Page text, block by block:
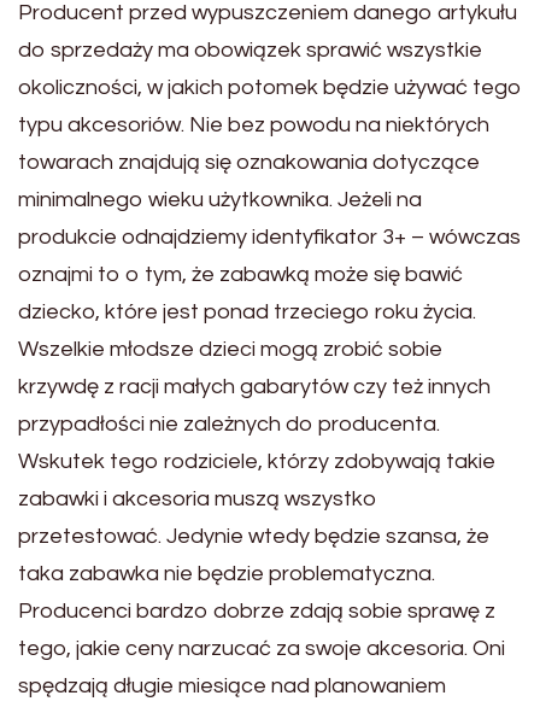
Producent przed wypuszczeniem danego artykułu
do sprzedaży ma obowiązek sprawić wszystkie
okoliczności, w jakich potomek będzie używać tego
typu akcesoriów. Nie bez powodu na niektórych
towarach znajdują się oznakowania dotyczące
minimalnego wieku użytkownika. Jeżeli na
produkcie odnajdziemy identyfikator 3+ – wówczas
oznajmi to o tym, że zabawką może się bawić
dziecko, które jest ponad trzeciego roku życia.
Wszelkie młodsze dzieci mogą zrobić sobie
krzywdę z racji małych gabarytów czy też innych
przypadłości nie zależnych do producenta.
Wskutek tego rodziciele, którzy zdobywają takie
zabawki i akcesoria muszą wszystko
przetestować. Jedynie wtedy będzie szansa, że
taka zabawka nie będzie problematyczna.
Producenci bardzo dobrze zdają sobie sprawę z
tego, jakie ceny narzucać za swoje akcesoria. Oni
spędzają długie miesiące nad planowaniem